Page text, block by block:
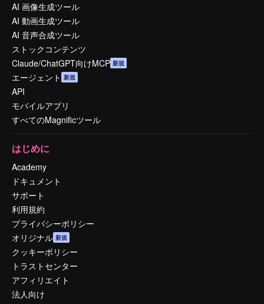
AI 画像生成ツール
AI 動画生成ツール
AI 音声合成ツール
ストックコンテンツ
Claude/ChatGPT向けMCP 新規
エージェント 新規
API
モバイルアプリ
すべてのMagnificツール
はじめに
Academy
ドキュメント
サポート
利用規約
プライバシーポリシー
オリジナル 新規
クッキーポリシー
トラストセンター
アフィリエイト
法人向け